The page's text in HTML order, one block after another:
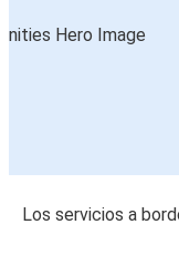
Los servicios a